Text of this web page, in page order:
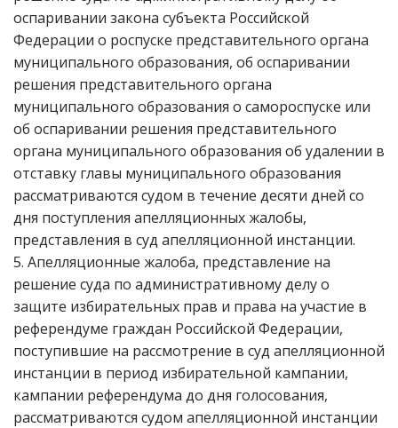
оспаривании закона субъекта Российской
Федерации о роспуске представительного органа
муниципального образования, об оспаривании
решения представительного органа
муниципального образования о самороспуске или
об оспаривании решения представительного
органа муниципального образования об удалении в
отставку главы муниципального образования
рассматриваются судом в течение десяти дней со
дня поступления апелляционных жалобы,
представления в суд апелляционной инстанции.
5. Апелляционные жалоба, представление на
решение суда по административному делу о
защите избирательных прав и права на участие в
референдуме граждан Российской Федерации,
поступившие на рассмотрение в суд апелляционной
инстанции в период избирательной кампании,
кампании референдума до дня голосования,
рассматриваются судом апелляционной инстанции